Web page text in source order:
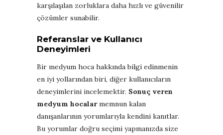
karşılaşılan zorluklara daha hızlı ve güvenilir
çözümler sunabilir.
Referanslar ve Kullanıcı
Deneyimleri
Bir medyum hoca hakkında bilgi edinmenin
en iyi yollarından biri, diğer kullanıcıların
deneyimlerini incelemektir. Sonuç veren
medyum hocalarmemnun kalan
danışanlarının yorumlarıyla kendini kanıtlar.
Bu yorumlar doğru seçimi yapmanızda size